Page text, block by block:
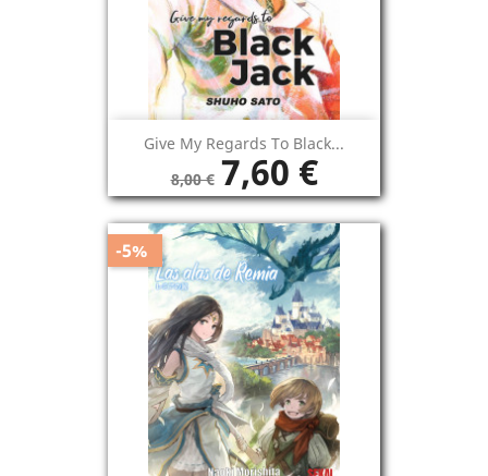
Give My Regards To Black...
8,00 € 7,60 €
-5%